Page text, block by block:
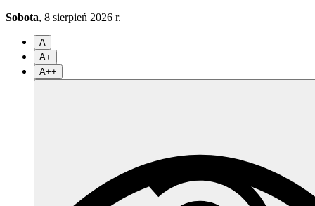
Sobota, 8 sierpień 2026 r.
A
A+
A++